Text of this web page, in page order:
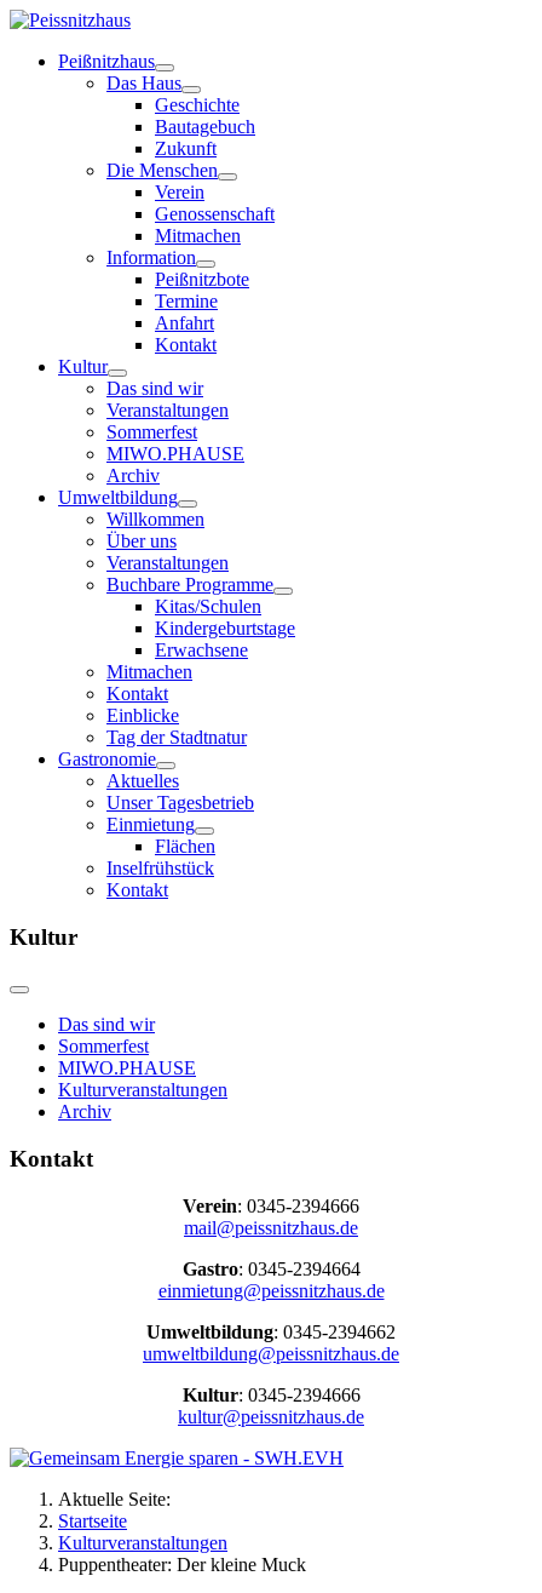
Peißnitzhaus
Das Haus
Geschichte
Bautagebuch
Zukunft
Die Menschen
Verein
Genossenschaft
Mitmachen
Information
Peißnitzbote
Termine
Anfahrt
Kontakt
Kultur
Das sind wir
Veranstaltungen
Sommerfest
MIWO.PHAUSE
Archiv
Umweltbildung
Willkommen
Über uns
Veranstaltungen
Buchbare Programme
Kitas/Schulen
Kindergeburtstage
Erwachsene
Mitmachen
Kontakt
Einblicke
Tag der Stadtnatur
Gastronomie
Aktuelles
Unser Tagesbetrieb
Einmietung
Flächen
Inselfrühstück
Kontakt
Kultur
Das sind wir
Sommerfest
MIWO.PHAUSE
Kulturveranstaltungen
Archiv
Kontakt
Verein: 0345-2394666
mail@peissnitzhaus.de
Gastro: 0345-2394664
einmietung@peissnitzhaus.de
Umweltbildung: 0345-2394662
umweltbildung@peissnitzhaus.de
Kultur: 0345-2394666
kultur@peissnitzhaus.de
Aktuelle Seite:
Startseite
Kulturveranstaltungen
Puppentheater: Der kleine Muck